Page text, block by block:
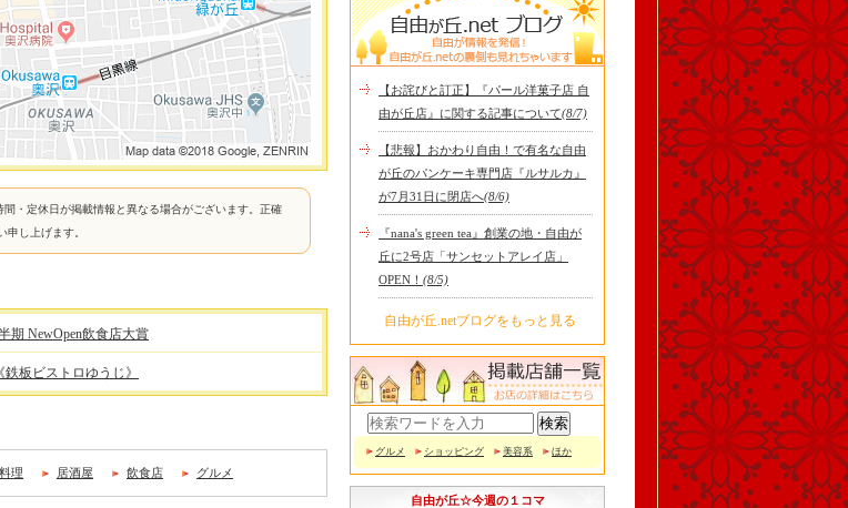
・定休日が掲載情報と異なる場合がございます。正確
し上げます。
期 NewOpen飲食店大賞
板ビストロゆうじ》
理 居酒屋 飲食店 グルメ
は！！RegettaCanoe自..
中華ばんばん
8月15日（土）は夏季休業とさせていただ
きます。 翌16日（日）は通常通り定休日
ですので、2連休となり..
tomoru
土曜日限定ランチセット(12:00〜15:00)は
じまりました！※数量限定その日のおす
冷え性改善協会 ICITO
【 よもぎ蒸しやリラクゼーション専門の
エステサロン、リ..
【お詫びと訂正】『パール洋菓子店 自
由が丘店』に関する記事について(8/7)
【悲報】おかわり自由！で有名な自由
が丘のパンケーキ専門店『ルサルカ』
が7月31日に閉店へ(8/6)
『nana's green tea』創業の地・自由が
丘に2号店「サンセットアレイ店」
OPEN！ (8/5)
自由が丘.netブログをもっと見る
グルメ ショッピング 美容系 ほか
自由が丘☆今週の１コマ